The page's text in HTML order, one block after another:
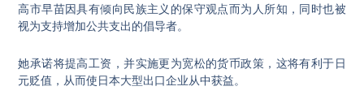
高市早苗因具有倾向民族主义的保守观点而为人所知，同时也被
视为支持增加公共支出的倡导者。
她承诺将提高工资，并实施更为宽松的货币政策，这将有利于日
元贬值，从而使日本大型出口企业从中获益。